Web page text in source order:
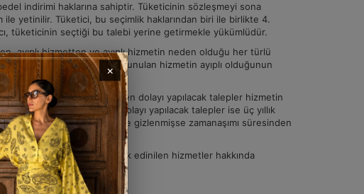
indirimi haklarına sahiptir. Tüketicinin sözleşmeyi sona
yetinilir. Tüketici, bu seçimlik haklarından biri ile birlikte 4.
tüketicinin seçtiği bu talebi yerine getirmekle yükümlüdür.
ayıplı hizmetten ve ayıplı hizmetin neden olduğu her türlü
sorumludur. Sunulan hizmetin ayıplı olduğunun
olsa bile ayıplı hizmetten dolayı yapılacak talepler hizmetin
her türlü zararlardan dolayı yapılacak talepler ise üç yıllık
ağır kusuru veya hile ile gizlenmişse zamanaşımı süresinden
ayıplı olduğu bilinerek edinilen hizmetler hakkında
×